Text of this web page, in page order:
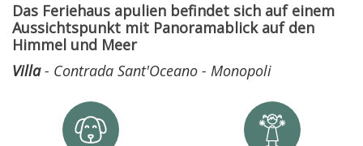
Das Feriehaus apulien befindet sich auf einem
Aussichtspunkt mit Panoramablick auf den
Himmel und Meer
Villa- Contrada Sant'Oceano - Monopoli